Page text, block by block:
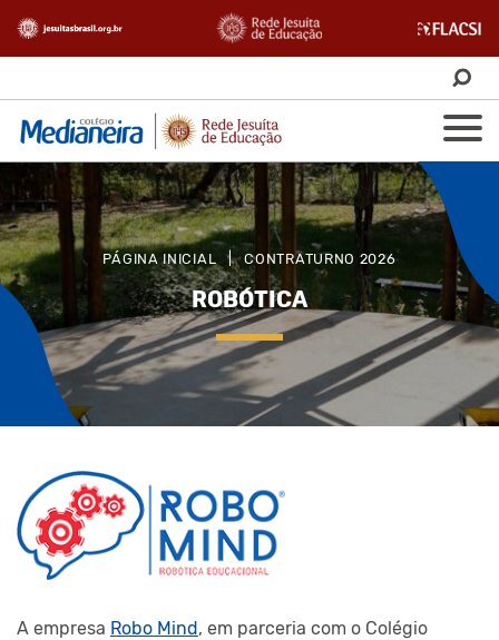
PÁGINA INICIAL | CONTRATURNO 2026
ROBÓTICA
A empresa Robo Mind, em parceria com o Colégio